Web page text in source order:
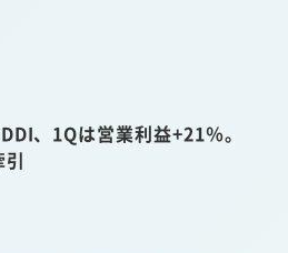
、1Qは営業利益+21％。